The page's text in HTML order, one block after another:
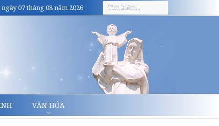
07 tháng 08 năm 2026
VĂN HÓA